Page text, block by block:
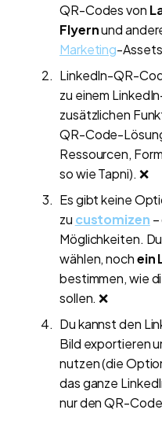
QR-Codes von
Flyernund
Marketing-
LinkedIn-QR-
zu einem
zusätzlichen
QR-Code-
Ressourcen,
so wie Tapni). ❌
Es gibt keine
zu customizen
Möglichkeiten.
wählen, nochein
bestimmen, wie
sollen. ❌
Du kannst den
Bild exportieren
nutzen (die
das ganze
nur den QR-